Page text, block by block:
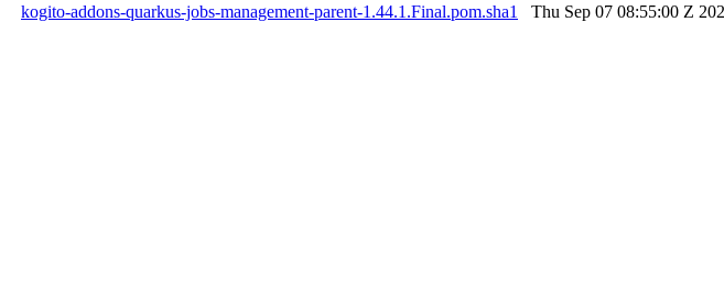
kogito-addons-quarkus-jobs-management-parent-1.44.1.Final.pom.sha1
Thu Sep 07 08:55:00 Z